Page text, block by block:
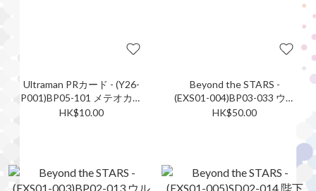
Ultraman PRカード - (Y26-
P001)BP05-101 メテオカイ
ジュウ ヴァルジェネス
HK$10.00
Beyond the STARS -
(EXS01-004)BP03-033 ウル
ティメイトゼロ ビヨンド
HK$50.00